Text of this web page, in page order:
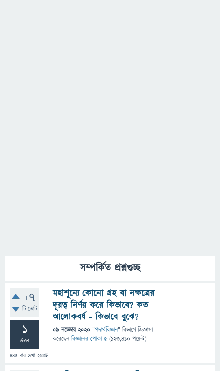
সম্পর্কিত প্রশ্নগুচ্ছ
+7
টি ভোট
1
উত্তর
445 বার দেখা হয়েছে
মহাশূন্যে কোনো গ্রহ বা নক্ষত্রের
দূরত্ব নির্ণয় করে কিভাবে? কত
আলোকবর্ষ - কিভাবে বুঝে?
09 নভেম্বর 2020 "পদার্থবিজ্ঞান" বিভাগে জিজ্ঞাসা
করেছেনবিজ্ঞানের পোকা ৫ (123,410 পয়েন্ট)